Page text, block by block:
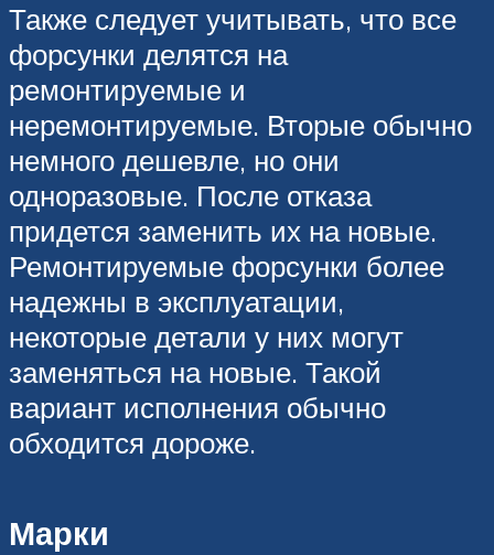
Также следует учитывать, что все
форсунки делятся на
ремонтируемые и
неремонтируемые. Вторые обычно
немного дешевле, но они
одноразовые. После отказа
придется заменить их на новые.
Ремонтируемые форсунки более
надежны в эксплуатации,
некоторые детали у них могут
заменяться на новые. Такой
вариант исполнения обычно
обходится дороже.
Марки